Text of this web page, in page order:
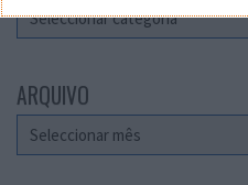
ARQUIVO
Arquivo